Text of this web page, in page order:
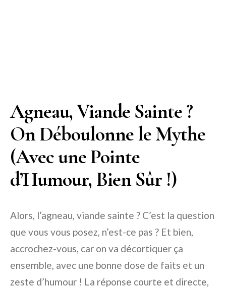
Agneau, Viande Sainte ?
On Déboulonne le Mythe
(Avec une Pointe
d’Humour, Bien Sûr !)
Alors, l’agneau, viande sainte ? C’est la question
que vous vous posez, n’est-ce pas ? Et bien,
accrochez-vous, car on va décortiquer ça
ensemble, avec une bonne dose de faits et un
zeste d’humour ! La réponse courte et directe,